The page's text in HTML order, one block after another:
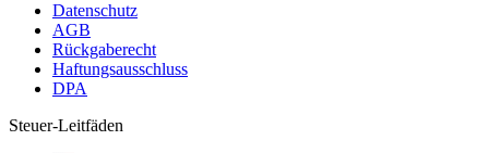
Datenschutz
AGB
Rückgaberecht
Haftungsausschluss
DPA
Steuer-Leitfäden